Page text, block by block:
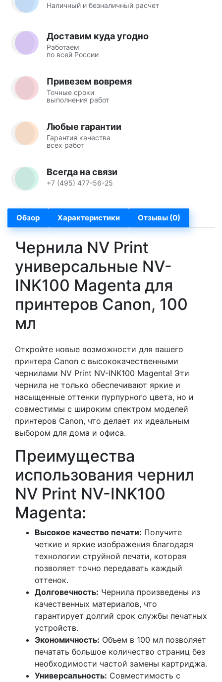
Наличный и безналичный расчет
Доставим куда угодно
Работаем
по всей России
Привезем вовремя
Точные сроки
выполнения работ
Любые гарантии
Гарантия качества
всех работ
Всегда на связи
+7 (495) 477-56-25
Обзор Характеристики Отзывы (0)
Чернила NV Print
универсальные NV-
INK100 Magenta для
принтеров Canon, 100
мл
Откройте новые возможности для вашего
принтера Canon с высококачественными
чернилами NV Print NV-INK100 Magenta! Эти
чернила не только обеспечивают яркие и
насыщенные оттенки пурпурного цвета, но и
совместимы с широким спектром моделей
принтеров Canon, что делает их идеальным
выбором для дома и офиса.
Преимущества
использования чернил
NV Print NV-INK100
Magenta:
Высокое качество печати: Получите
четкие и яркие изображения благодаря
технологии струйной печати, которая
позволяет точно передавать каждый
оттенок.
Долговечность: Чернила произведены из
качественных материалов, что
гарантирует долгий срок службы печатных
устройств.
Экономичность: Объем в 100 мл позволяет
печатать большое количество страниц без
необходимости частой замены картриджа.
Универсальность: Совместимость с